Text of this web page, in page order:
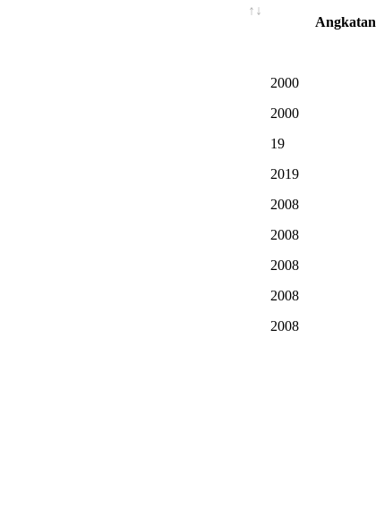
Angkatan
2000
2000
19
2019
2008
2008
2008
2008
2008